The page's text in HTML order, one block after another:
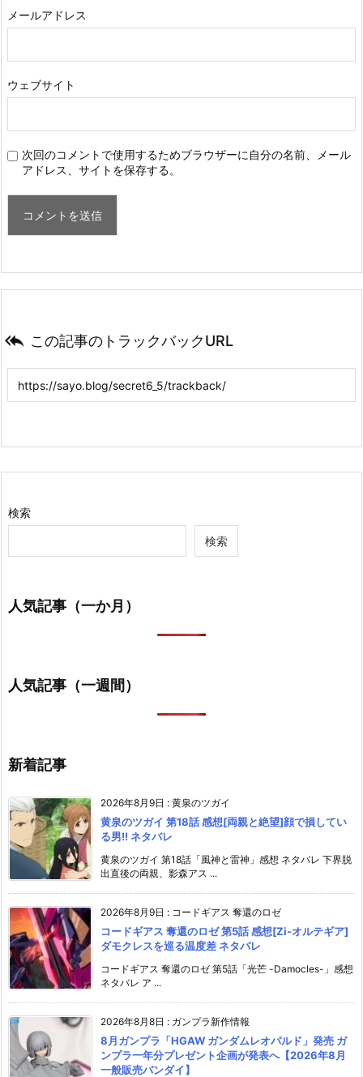
メールアドレス
ウェブサイト
次回のコメントで使用するためブラウザーに自分の名前、メール
アドレス、サイトを保存する。
 この記事のトラックバックURL
検索
検索
人気記事（一か月）
人気記事（一週間）
新着記事
2026年8月9日 : 黄泉のツガイ
黄泉のツガイ 第18話 感想[両親と絶望]顔で損してい
る男!! ネタバレ
黄泉のツガイ 第18話「風神と雷神」感想 ネタバレ 下界脱
出直後の両親、影森アス ...
2026年8月9日 : コードギアス 奪還のロゼ
コードギアス 奪還のロゼ 第5話 感想[Zi-オルテギア]
ダモクレスを巡る温度差 ネタバレ
コードギアス 奪還のロゼ 第5話「光芒 -Damocles-」感想
ネタバレ ア ...
2026年8月8日 : ガンプラ新作情報
8月ガンプラ「HGAW ガンダムレオパルド」発売 ガ
ンプラ一年分プレゼント企画が発表へ【2026年8月
一般販売バンダイ】